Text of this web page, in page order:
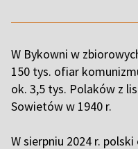
W Bykowni w
150 tys. ofiar
ok. 3,5 tys. Polaków z
Sowietów w 1940 r.
W sierpniu 2024 r.